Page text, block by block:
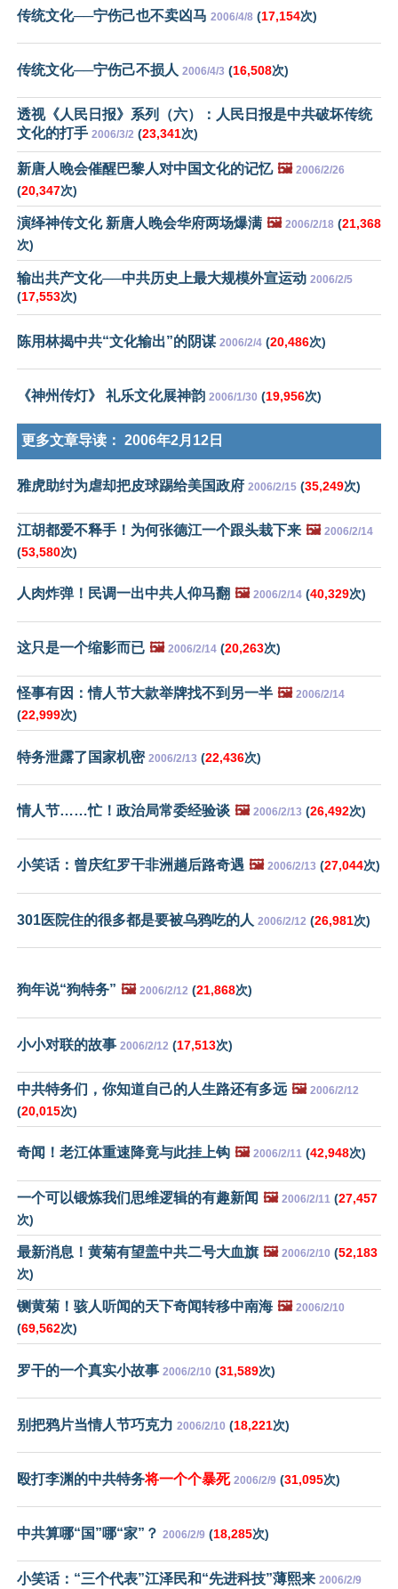
传统文化──宁伤己也不卖凶马 2006/4/8 (17,154次)
传统文化──宁伤己不损人 2006/4/3 (16,508次)
透视《人民日报》系列（六）：人民日报是中共破坏传统
文化的打手 2006/3/2 (23,341次)
新唐人晚会催醒巴黎人对中国文化的记忆 🖼️ 2006/2/26
(20,347次)
演绎神传文化 新唐人晚会华府两场爆满 🖼️ 2006/2/18 (21,368
次)
输出共产文化──中共历史上最大规模外宣运动 2006/2/5
(17,553次)
陈用林揭中共“文化输出”的阴谋 2006/2/4 (20,486次)
《神州传灯》 礼乐文化展神韵 2006/1/30 (19,956次)
更多文章导读： 2006年2月12日
雅虎助纣为虐却把皮球踢给美国政府 2006/2/15 (35,249次)
江胡都爱不释手！为何张德江一个跟头栽下来 🖼️ 2006/2/14
(53,580次)
人肉炸弹！民调一出中共人仰马翻 🖼️ 2006/2/14 (40,329次)
这只是一个缩影而已 🖼️ 2006/2/14 (20,263次)
怪事有因：情人节大款举牌找不到另一半 🖼️ 2006/2/14
(22,999次)
特务泄露了国家机密 2006/2/13 (22,436次)
情人节……忙！政治局常委经验谈 🖼️ 2006/2/13 (26,492次)
小笑话：曾庆红罗干非洲趟后路奇遇 🖼️ 2006/2/13 (27,044次)
301医院住的很多都是要被乌鸦吃的人 2006/2/12 (26,981次)
狗年说“狗特务” 🖼️ 2006/2/12 (21,868次)
小小对联的故事 2006/2/12 (17,513次)
中共特务们，你知道自己的人生路还有多远 🖼️ 2006/2/12
(20,015次)
奇闻！老江体重速降竟与此挂上钩 🖼️ 2006/2/11 (42,948次)
一个可以锻炼我们思维逻辑的有趣新闻 🖼️ 2006/2/11 (27,457
次)
最新消息！黄菊有望盖中共二号大血旗 🖼️ 2006/2/10 (52,183
次)
铡黄菊！骇人听闻的天下奇闻转移中南海 🖼️ 2006/2/10
(69,562次)
罗干的一个真实小故事 2006/2/10 (31,589次)
别把鸦片当情人节巧克力 2006/2/10 (18,221次)
殴打李渊的中共特务将一个个暴死 2006/2/9 (31,095次)
中共算哪“国”哪“家”？ 2006/2/9 (18,285次)
小笑话：“三个代表”江泽民和“先进科技”薄熙来 2006/2/9